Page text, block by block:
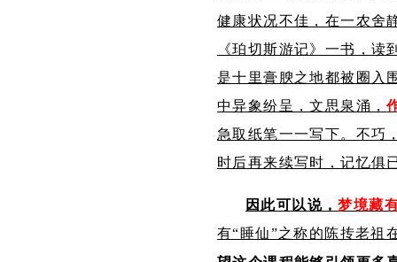
健康状况不佳，在一农舍
《珀切斯游记》一书，读
是十里膏腴之地都被圈入
中异象纷呈，文思泉涌，
急取纸笔一一写下。不巧
时后再来续写时，记忆俱
因此可以说，梦境藏
有“睡仙”之称的陈抟老祖